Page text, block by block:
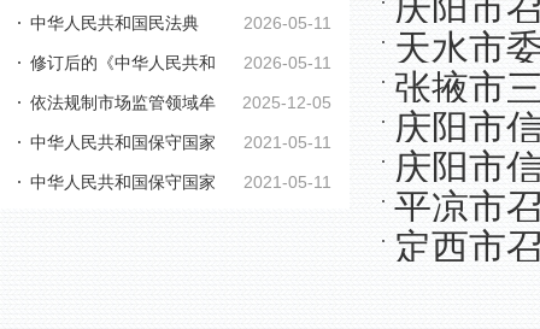
2026-05-11
中华人民共和国民法典
2026-05-11
修订后的《中华人民共和
国行政复议法实施... 2025-12-05
依法规制市场监管领域牟
利性职业投诉举报... 2021-05-11
中华人民共和国保守国家
秘密法 2021-05-11
中华人民共和国保守国家
庆阳市
天水市
张掖市
庆阳市
庆阳市
平凉市
定西市